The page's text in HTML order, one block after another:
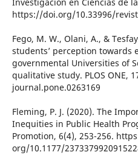
https://doi.org/10.33996/
Fego, M. W., Olani, A., &
students’ perception towards
governmental Universities of
qualitative study. PLOS ONE,
journal.pone.0263169
Fleming, P. J. (2020). The
Inequities in Public Health
Promotion, 6(4), 253-256.
org/10.1177/